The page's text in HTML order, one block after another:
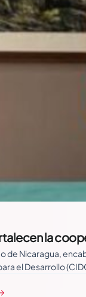
la
de Nicaragua,
el Desarrollo